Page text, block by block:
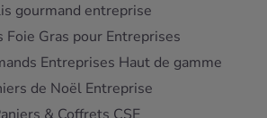
gourmand entreprise
Foie Gras pour Entreprises
Entreprises Haut de gamme
de Noël Entreprise